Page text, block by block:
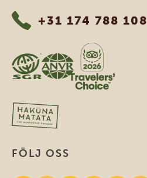
+31 174 788 108
FÖLJ OSS